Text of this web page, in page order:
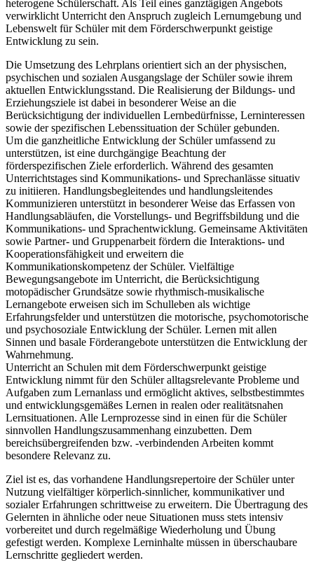
heterogene Schülerschaft. Als Teil eines ganztägigen Angebots
verwirklicht Unterricht den Anspruch zugleich Lernumgebung und
Lebenswelt für Schüler mit dem Förderschwerpunkt geistige
Entwicklung zu sein.
Die Umsetzung des Lehrplans orientiert sich an der physischen,
psychischen und sozialen Ausgangslage der Schüler sowie ihrem
aktuellen Entwicklungsstand. Die Realisierung der Bildungs- und
Erziehungsziele ist dabei in besonderer Weise an die
Berücksichtigung der individuellen Lernbedürfnisse, Lerninteressen
sowie der spezifischen Lebenssituation der Schüler gebunden.
Um die ganzheitliche Entwicklung der Schüler umfassend zu
unterstützen, ist eine durchgängige Beachtung der
förderspezifischen Ziele erforderlich. Während des gesamten
Unterrichtstages sind Kommunikations- und Sprechanlässe situativ
zu initiieren. Handlungsbegleitendes und handlungsleitendes
Kommunizieren unterstützt in besonderer Weise das Erfassen von
Handlungsabläufen, die Vorstellungs- und Begriffsbildung und die
Kommunikations- und Sprachentwicklung. Gemeinsame Aktivitäten
sowie Partner- und Gruppenarbeit fördern die Interaktions- und
Kooperationsfähigkeit und erweitern die
Kommunikationskompetenz der Schüler. Vielfältige
Bewegungsangebote im Unterricht, die Berücksichtigung
motopädischer Grundsätze sowie rhythmisch-musikalische
Lernangebote erweisen sich im Schulleben als wichtige
Erfahrungsfelder und unterstützen die motorische, psychomotorische
und psychosoziale Entwicklung der Schüler. Lernen mit allen
Sinnen und basale Förderangebote unterstützen die Entwicklung der
Wahrnehmung.
Unterricht an Schulen mit dem Förderschwerpunkt geistige
Entwicklung nimmt für den Schüler alltagsrelevante Probleme und
Aufgaben zum Lernanlass und ermöglicht aktives, selbstbestimmtes
und entwicklungsgemäßes Lernen in realen oder realitätsnahen
Lernsituationen. Alle Lernprozesse sind in einen für die Schüler
sinnvollen Handlungszusammenhang einzubetten. Dem
bereichsübergreifenden bzw. -verbindenden Arbeiten kommt
besondere Relevanz zu.
Ziel ist es, das vorhandene Handlungsrepertoire der Schüler unter
Nutzung vielfältiger körperlich-sinnlicher, kommunikativer und
sozialer Erfahrungen schrittweise zu erweitern. Die Übertragung des
Gelernten in ähnliche oder neue Situationen muss stets intensiv
vorbereitet und durch regelmäßige Wiederholung und Übung
gefestigt werden. Komplexe Lerninhalte müssen in überschaubare
Lernschritte gegliedert werden.